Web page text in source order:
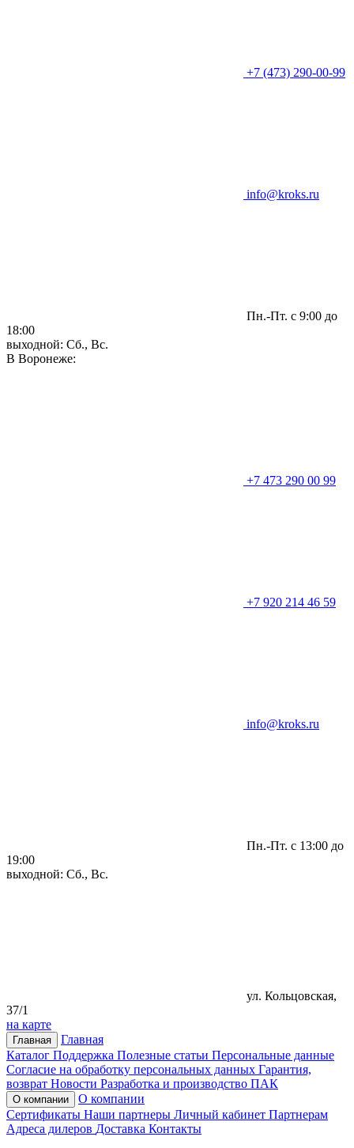
+7 (473) 290-00-99
info@kroks.ru
Пн.-Пт. с 9:00 до
18:00
выходной: Сб., Вс.
В Воронеже:
+7 473 290 00 99
+7 920 214 46 59
info@kroks.ru
Пн.-Пт. с 13:00 до
19:00
выходной: Сб., Вс.
ул. Кольцовская,
37/1
на карте
Главная
Главная
Каталог Поддержка Полезные статьи Персональные данные
Согласие на обработку персональных данных Гарантия,
возврат Новости Разработка и производство ПАК
О компании
О компании
Сертификаты Наши партнеры Личный кабинет Партнерам
Адреса дилеров Доставка Контакты